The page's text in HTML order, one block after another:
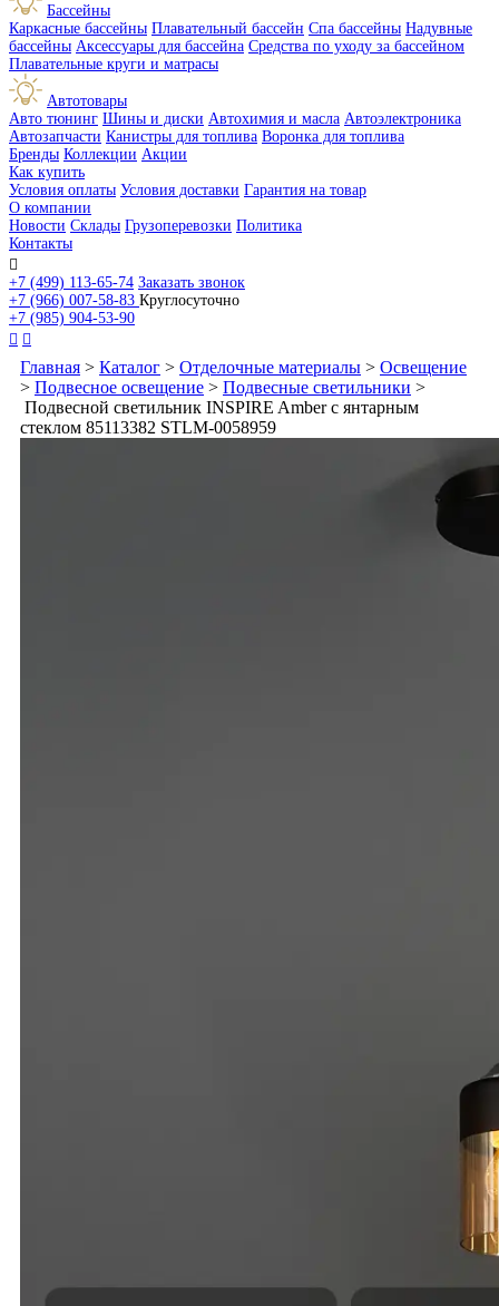
Бассейны
Каркасные бассейны Плавательный бассейн Спа бассейны Надувные
бассейны Аксессуары для бассейна Средства по уходу за бассейном
Плавательные круги и матрасы
Автотовары
Авто тюнинг Шины и диски Автохимия и масла Автоэлектроника
Автозапчасти Канистры для топлива Воронка для топлива
Бренды Коллекции Акции
Как купить
Условия оплаты Условия доставки Гарантия на товар
О компании
Новости Склады Грузоперевозки Политика
Контакты

+7 (499) 113-65-74 Заказать звонок
+7 (966) 007-58-83 Круглосуточно
+7 (985) 904-53-90
 
Главная > Каталог > Отделочные материалы > Освещение
> Подвесное освещение > Подвесные светильники >
Подвесной светильник INSPIRE Amber с янтарным
стеклом 85113382 STLM-0058959